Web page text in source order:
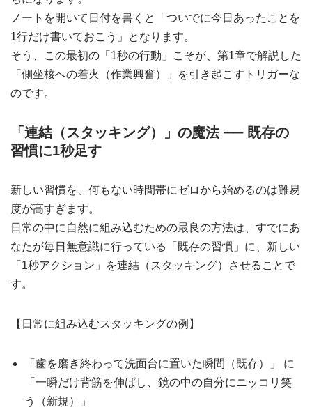
ノートを開いて日付を書くと「ついでに今日あったことを
1行だけ書いておこう」となります。
そう、この最初の「1秒の行動」こそが、第1章で解説した
「側坐核への着火（作業興奮）」を引き起こすトリガーな
のです。
「連結（スタッキング）」の魔法 ── 既存の
習慣に1秒足す
新しい習慣を、何もない時間帯にゼロから始めるのは難易
度が高すぎます。
日常の中に自然に組み込むための最良の方法は、すでにあ
なたが毎日無意識に行っている「既存の習慣」に、新しい
「1秒アクション」を連結（スタッキング）させることで
す。
【日常に組み込むスタッキングの例】
「歯を磨き終わって洗面台に置いた瞬間（既存）」 に
「一瞬だけ背筋を伸ばし、鏡の中の自分にニッコリ笑
う（新規）」